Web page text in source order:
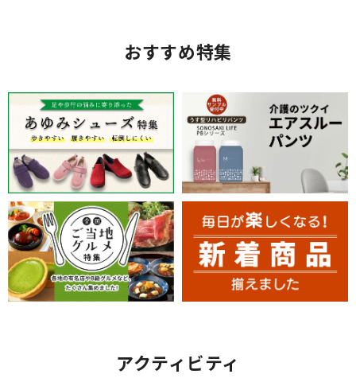
おすすめ特集
アクティビティ